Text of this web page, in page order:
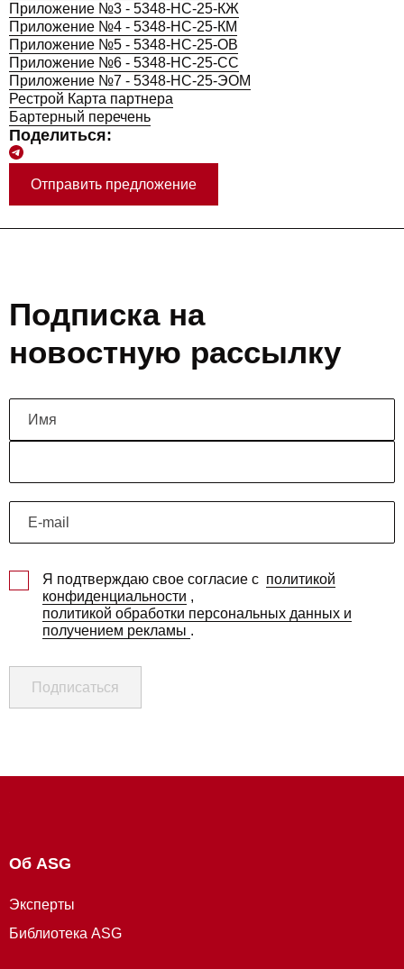
Приложение №3 - 5348-НС-25-КЖ
Приложение №4 - 5348-НС-25-КМ
Приложение №5 - 5348-НС-25-ОВ
Приложение №6 - 5348-НС-25-СС
Приложение №7 - 5348-НС-25-ЭОМ
Рестрой Карта партнера
Бартерный перечень
Поделиться:
Отправить предложение
Подписка на
новостную рассылку
Я подтверждаю свое согласие с политикой
конфиденциальности ,
политикой обработки персональных данных и
получением рекламы .
Подписаться
Об ASG
Эксперты
Библиотека ASG